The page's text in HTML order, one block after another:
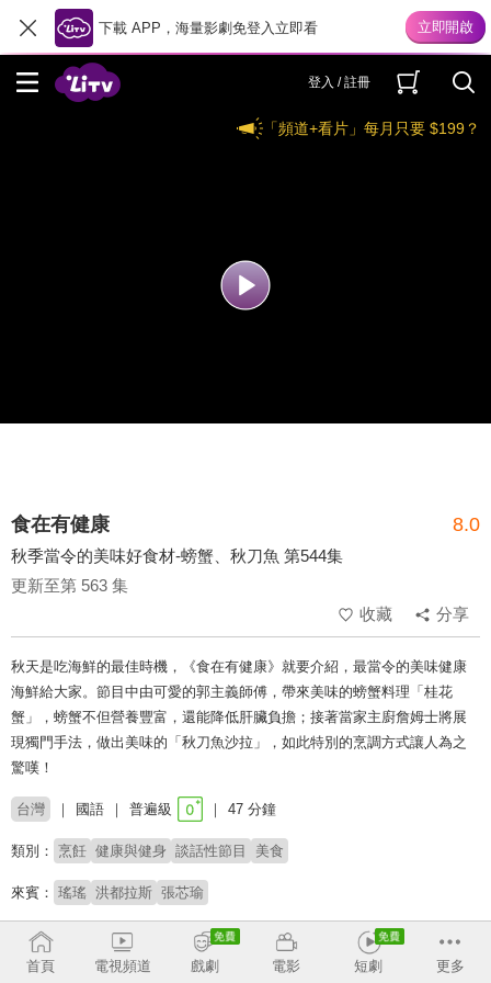
下載 APP，海量影劇免登入立即看
登入 / 註冊
「頻道+看片」每月只要 $199？
食在有健康 8.0
秋季當令的美味好食材-螃蟹、秋刀魚 第544集
更新至第 563 集
收藏
分享
秋天是吃海鮮的最佳時機，《食在有健康》就要介紹，最當令的美味健康
海鮮給大家。節目中由可愛的郭主義師傅，帶來美味的螃蟹料理「桂花
蟹」，螃蟹不但營養豐富，還能降低肝臟負擔；接著當家主廚詹姆士將展
現獨門手法，做出美味的「秋刀魚沙拉」，如此特別的烹調方式讓人為之
驚嘆！
台灣 國語 普遍級 47 分鐘
類別： 烹飪 健康與健身 談話性節目 美食
來賓： 瑤瑤 洪都拉斯 張芯瑜
主持： 潘懷宗 張棋惠 卉俞
# 健康保健 # 料理
首頁 電視頻道 戲劇 電影 短劇 更多